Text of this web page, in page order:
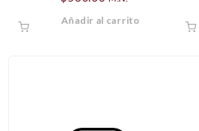
Presente), Cromado
Añadir al carrito